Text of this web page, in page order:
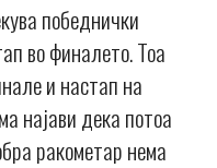
победнички
во финалето. Тоа
и настап на
најави дека потоа
ракометар нема